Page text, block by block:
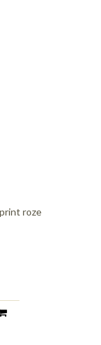
roze